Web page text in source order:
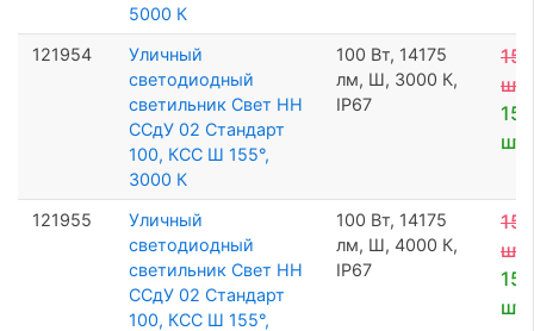
5000 К
121954
Уличный
светодиодный
светильник Свет НН
ССдУ 02 Стандарт
100, КСС Ш 155°,
3000 К
100 Вт, 14175
лм, Ш, 3000 К,
IP67
15
шт
15
шт
121955
Уличный
светодиодный
светильник Свет НН
ССдУ 02 Стандарт
100, КСС Ш 155°,
100 Вт, 14175
лм, Ш, 4000 К,
IP67
15
шт
15
шт